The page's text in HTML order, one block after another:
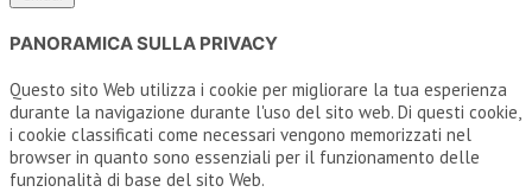
PANORAMICA SULLA PRIVACY
Questo sito Web utilizza i cookie per migliorare la tua esperienza
durante la navigazione durante l'uso del sito web. Di questi cookie,
i cookie classificati come necessari vengono memorizzati nel
browser in quanto sono essenziali per il funzionamento delle
funzionalità di base del sito Web.